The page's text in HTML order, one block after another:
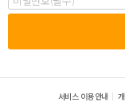
서비스 이용안내